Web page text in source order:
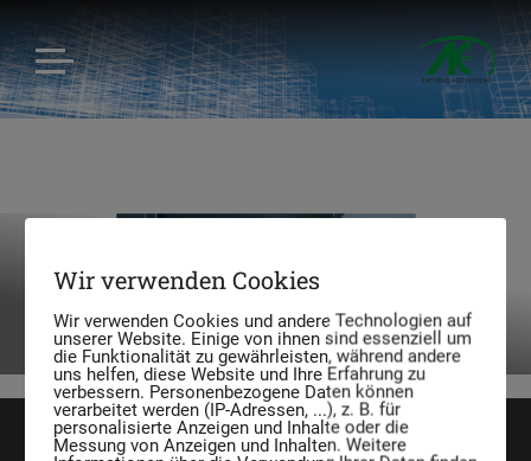
Fässer aus Stahl, Lagerung,
Manipulation
Wir verwenden Cookies
Wir verwenden Cookies und andere Technologien auf
unserer Website. Einige von ihnen sind essenziell um
die Funktionalität zu gewährleisten, während andere
uns helfen, diese Website und Ihre Erfahrung zu
verbessern. Personenbezogene Daten können
verarbeitet werden (IP-Adressen, ...), z. B. für
personalisierte Anzeigen und Inhalte oder die
Messung von Anzeigen und Inhalten. Weitere